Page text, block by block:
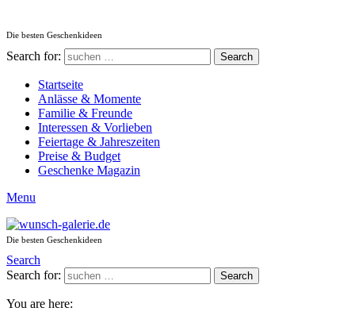
Die besten Geschenkideen
Search for: Search
Startseite
Anlässe & Momente
Familie & Freunde
Interessen & Vorlieben
Feiertage & Jahreszeiten
Preise & Budget
Geschenke Magazin
Menu
Die besten Geschenkideen
Search
Search for:
Search
You are here: